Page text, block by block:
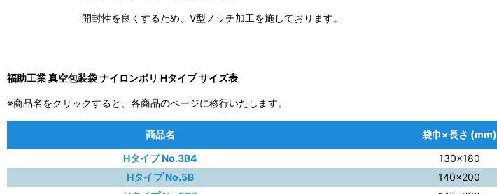
開封性を良くするため、V型ノッチ加工を施しております。
福助工業 真空包装袋 ナイロンポリ Hタイプ サイズ表
※商品名をクリックすると、各商品のページに移行いたします。
商品名 袋巾×長さ (mm)
Hタイプ No.3B4
130×180
Hタイプ No.5B
140×200